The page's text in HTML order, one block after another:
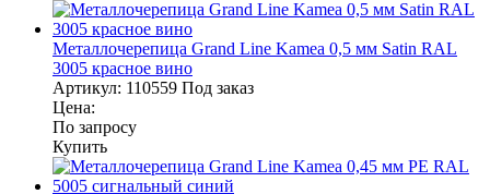
Металлочерепица Grand Line Kamea 0,5 мм Satin RAL
3005 красное вино
Артикул: 110559 Под заказ
Цена:
По запросу
Купить